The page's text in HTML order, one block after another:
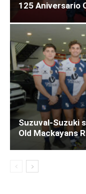
125 Aniversario
Suzuval-Suzuki
Old Mackayans